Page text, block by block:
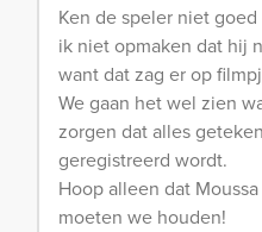
Ken de speler niet
ik niet opmaken dat hij
want dat zag er op
We gaan het wel zien
zorgen dat alles
geregistreerd wordt.
Hoop alleen dat
moeten we houden!